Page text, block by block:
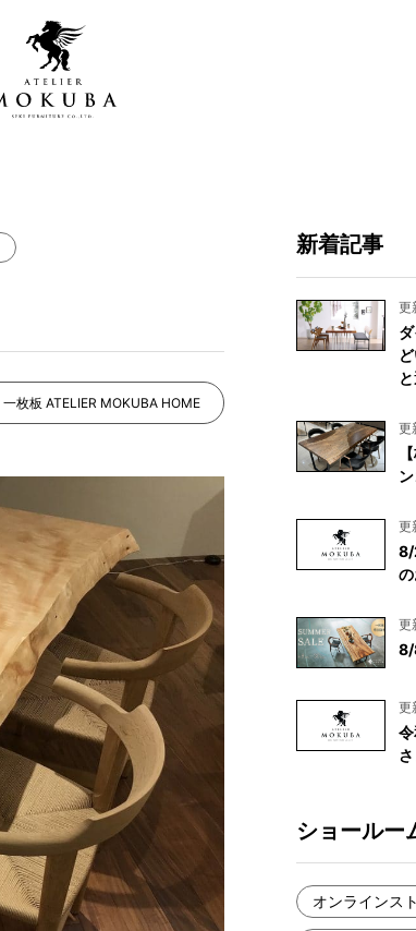
納品事例
納品事例（住宅・インテリア）
納品事例（店舗・オフィス）
お客様の声
コーディネート集
INFORMATION
NEWS
EVENT
BLOG
メディア美術協力実績
一枚板 ATELIER MOKUBA HOME
新着記事
更
更
更
8/
更
8/
更
ショールー
オンラインス